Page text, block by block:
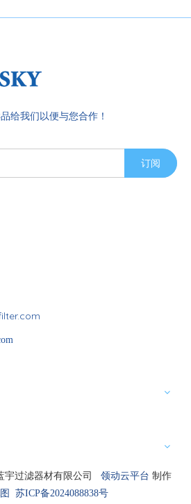
给我们以便与您合作！
订阅
宇过滤器材有限公司 领动云平台 制作
苏ICP备2024088838号